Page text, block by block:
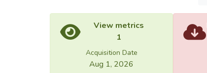
View metrics
1
Acquisition Date
Aug 1, 2026